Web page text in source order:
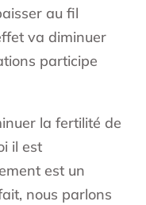
au fil
va diminuer
participe
la fertilité de
il est
est un
nous parlons